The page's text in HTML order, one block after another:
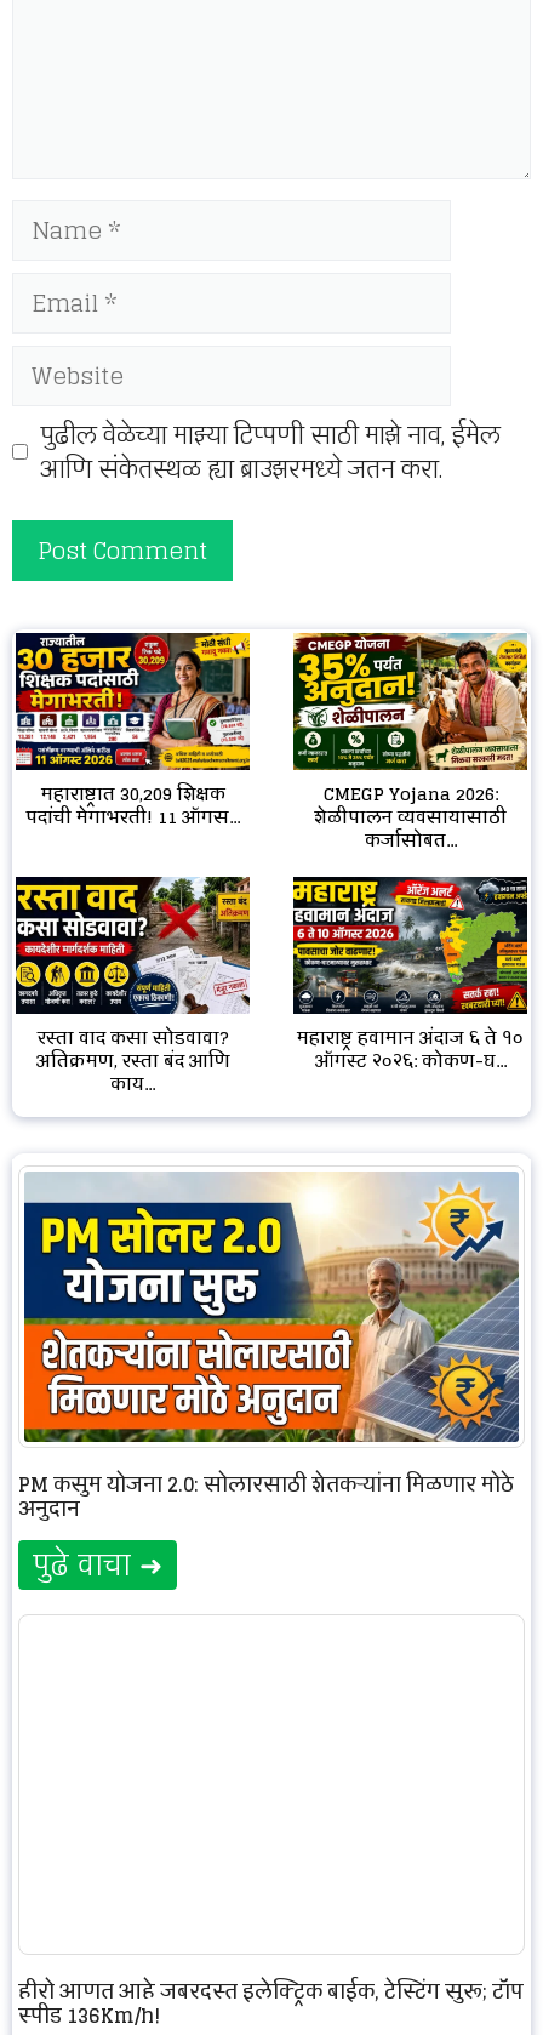
Name
Email
Website
पुढील वेळेच्या माझ्या टिप्पणी साठी माझे नाव, ईमेल
आणि संकेतस्थळ ह्या ब्राउझरमध्ये जतन करा.
महाराष्ट्रात 30,209 शिक्षक
पदांची मेगाभरती! 11 ऑगस...
CMEGP Yojana 2026:
शेळीपालन व्यवसायासाठी
कर्जासोबत...
रस्ता वाद कसा सोडवावा?
अतिक्रमण, रस्ता बंद आणि
काय...
महाराष्ट्र हवामान अंदाज ६ ते १०
ऑगस्ट २०२६: कोकण-घ...
PM कुसुम योजना 2.0: सोलारसाठी शेतकऱ्यांना मिळणार मोठे
अनुदान
पुढे वाचा ➜
हीरो आणत आहे जबरदस्त इलेक्ट्रिक बाईक, टेस्टिंग सुरू; टॉप
स्पीड 136Km/h!